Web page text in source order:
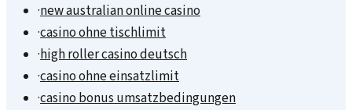
·new australian online casino
·casino ohne tischlimit
·high roller casino deutsch
·casino ohne einsatzlimit
·casino bonus umsatzbedingungen